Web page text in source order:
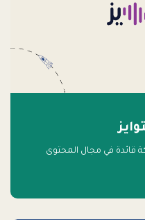
في مجال المحتوى